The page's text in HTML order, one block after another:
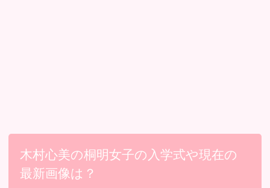
木村心美の桐明女子の入学式や現在の
最新画像は？